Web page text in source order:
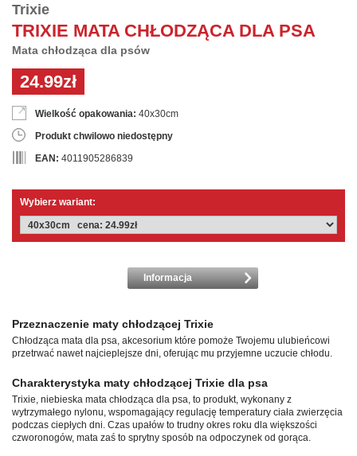
Trixie
TRIXIE MATA CHŁODZĄCA DLA PSA
Mata chłodząca dla psów
24.99zł
Wielkość opakowania: 40x30cm
Produkt chwilowo niedostępny
EAN: 4011905286839
Wybierz wariant:
Informacja
Przeznaczenie maty chłodzącej Trixie
Chłodząca mata dla psa, akcesorium które pomoże Twojemu ulubieńcowi
przetrwać nawet najcieplejsze dni, oferując mu przyjemne uczucie chłodu.
Charakterystyka maty chłodzącej Trixie dla psa
Trixie, niebieska mata chłodząca dla psa, to produkt, wykonany z
wytrzymałego nylonu, wspomagający regulację temperatury ciała zwierzęcia
podczas ciepłych dni. Czas upałów to trudny okres roku dla większości
czworonogów, mata zaś to sprytny sposób na odpoczynek od gorąca.